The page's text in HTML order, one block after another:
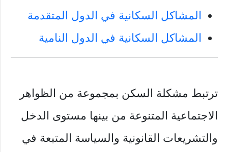
المشاكل السكانية في الدول المتقدمة
المشاكل السكانية في الدول النامية
ترتبط مشكلة السكن بمجموعة من الظواهر
الاجتماعية المتنوعة من بينها مستوى الدخل
والتشريعات القانونية والسياسة المتبعة في